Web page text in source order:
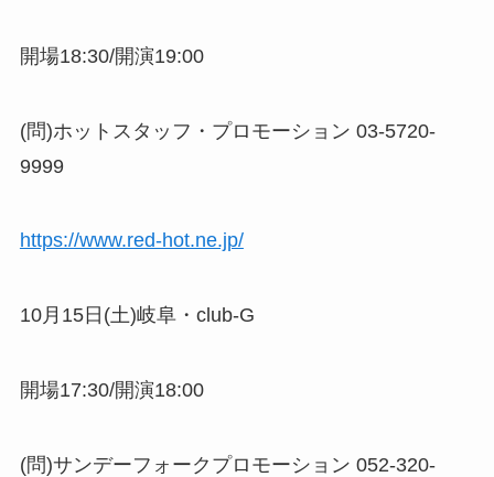
開場18:30/開演19:00
(問)ホットスタッフ・プロモーション 03-5720-
9999
https://www.red-hot.ne.jp/
10月15日(土)岐阜・club-G
開場17:30/開演18:00
(問)サンデーフォークプロモーション 052-320-